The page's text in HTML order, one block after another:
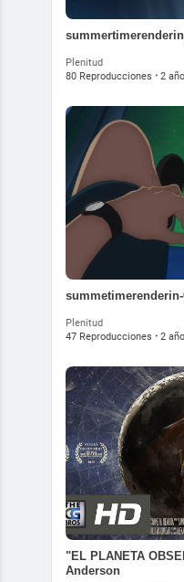
Plenitud
80 Reproducciones · 2
summetimerenderin-
Plenitud
47 Reproducciones · 2
"EL PLANETA
Anderson